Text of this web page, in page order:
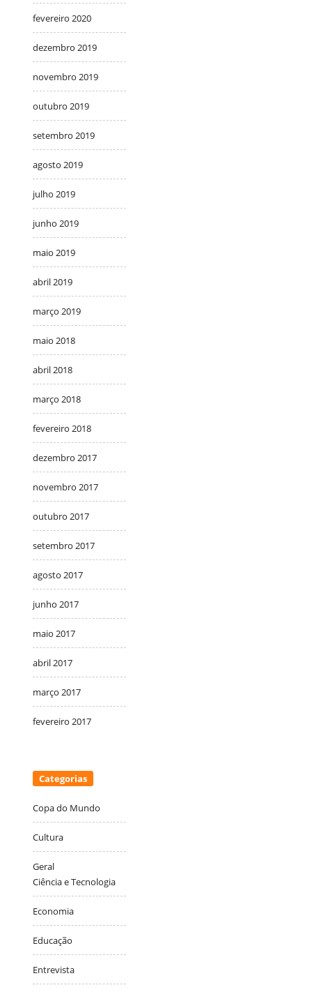
fevereiro 2020
dezembro 2019
novembro 2019
outubro 2019
setembro 2019
agosto 2019
julho 2019
junho 2019
maio 2019
abril 2019
março 2019
maio 2018
abril 2018
março 2018
fevereiro 2018
dezembro 2017
novembro 2017
outubro 2017
setembro 2017
agosto 2017
junho 2017
maio 2017
abril 2017
março 2017
fevereiro 2017
Categorias
Copa do Mundo
Cultura
Geral
Ciência e Tecnologia
Economia
Educação
Entrevista